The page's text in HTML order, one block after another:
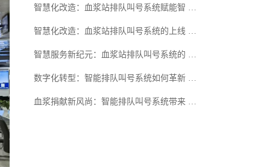
智慧化改造：血浆站排队叫号系统赋能智 …
智慧化改造：血浆站排队叫号系统的上线 …
智慧服务新纪元：血浆站排队叫号系统的 …
数字化转型：智能排队叫号系统如何革新 …
血浆捐献新风尚：智能排队叫号系统带来 …